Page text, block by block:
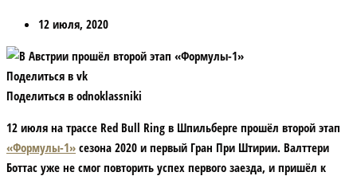
12 июля, 2020
Поделиться в vk
Поделиться в odnoklassniki
12 июля на трассе Red Bull Ring в Шпильберге прошёл второй этап
«Формулы-1» сезона 2020 и первый Гран При Штирии. Валттери
Боттас уже не смог повторить успех первого заезда, и пришёл к